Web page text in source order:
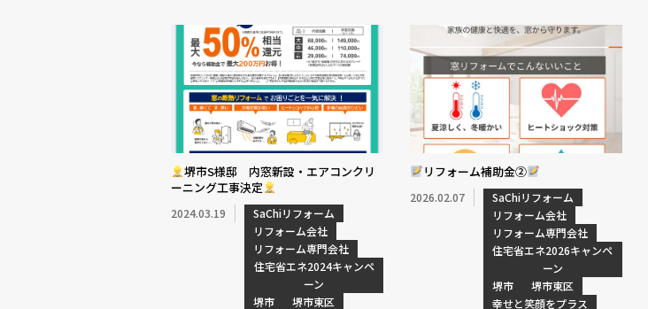
堺市S様邸 内窓新設・エアコンクリ
ーニング工事決定
2024.03.19
SaChiリフォーム
リフォーム会社
リフォーム専門会社
住宅省エネ2024キャンペ
ーン
堺市
堺市東区
リフォーム補助金②
2026.02.07
SaChiリフォーム
リフォーム会社
リフォーム専門会社
住宅省エネ2026キャンペ
ーン
堺市
堺市東区
幸せと笑顔をプラス